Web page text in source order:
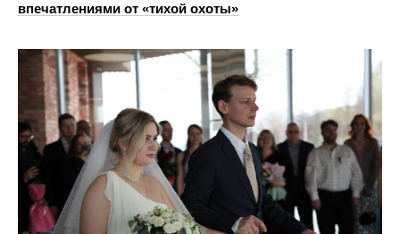
впечатлениями от «тихой охоты»